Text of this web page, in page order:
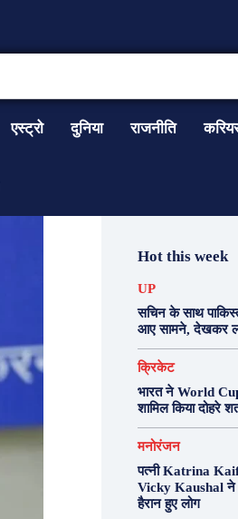
एस्ट्रो दुनिया राजनीति
Hot this week
UP
सचिन के साथ
आए सामने, देखकर
क्रिकेट
भारत ने World
शामिल किया दोहरे
मनोरंजन
पत्नी Katrina Kaif
Vicky Kaushal ने
हैरान हुए लोग